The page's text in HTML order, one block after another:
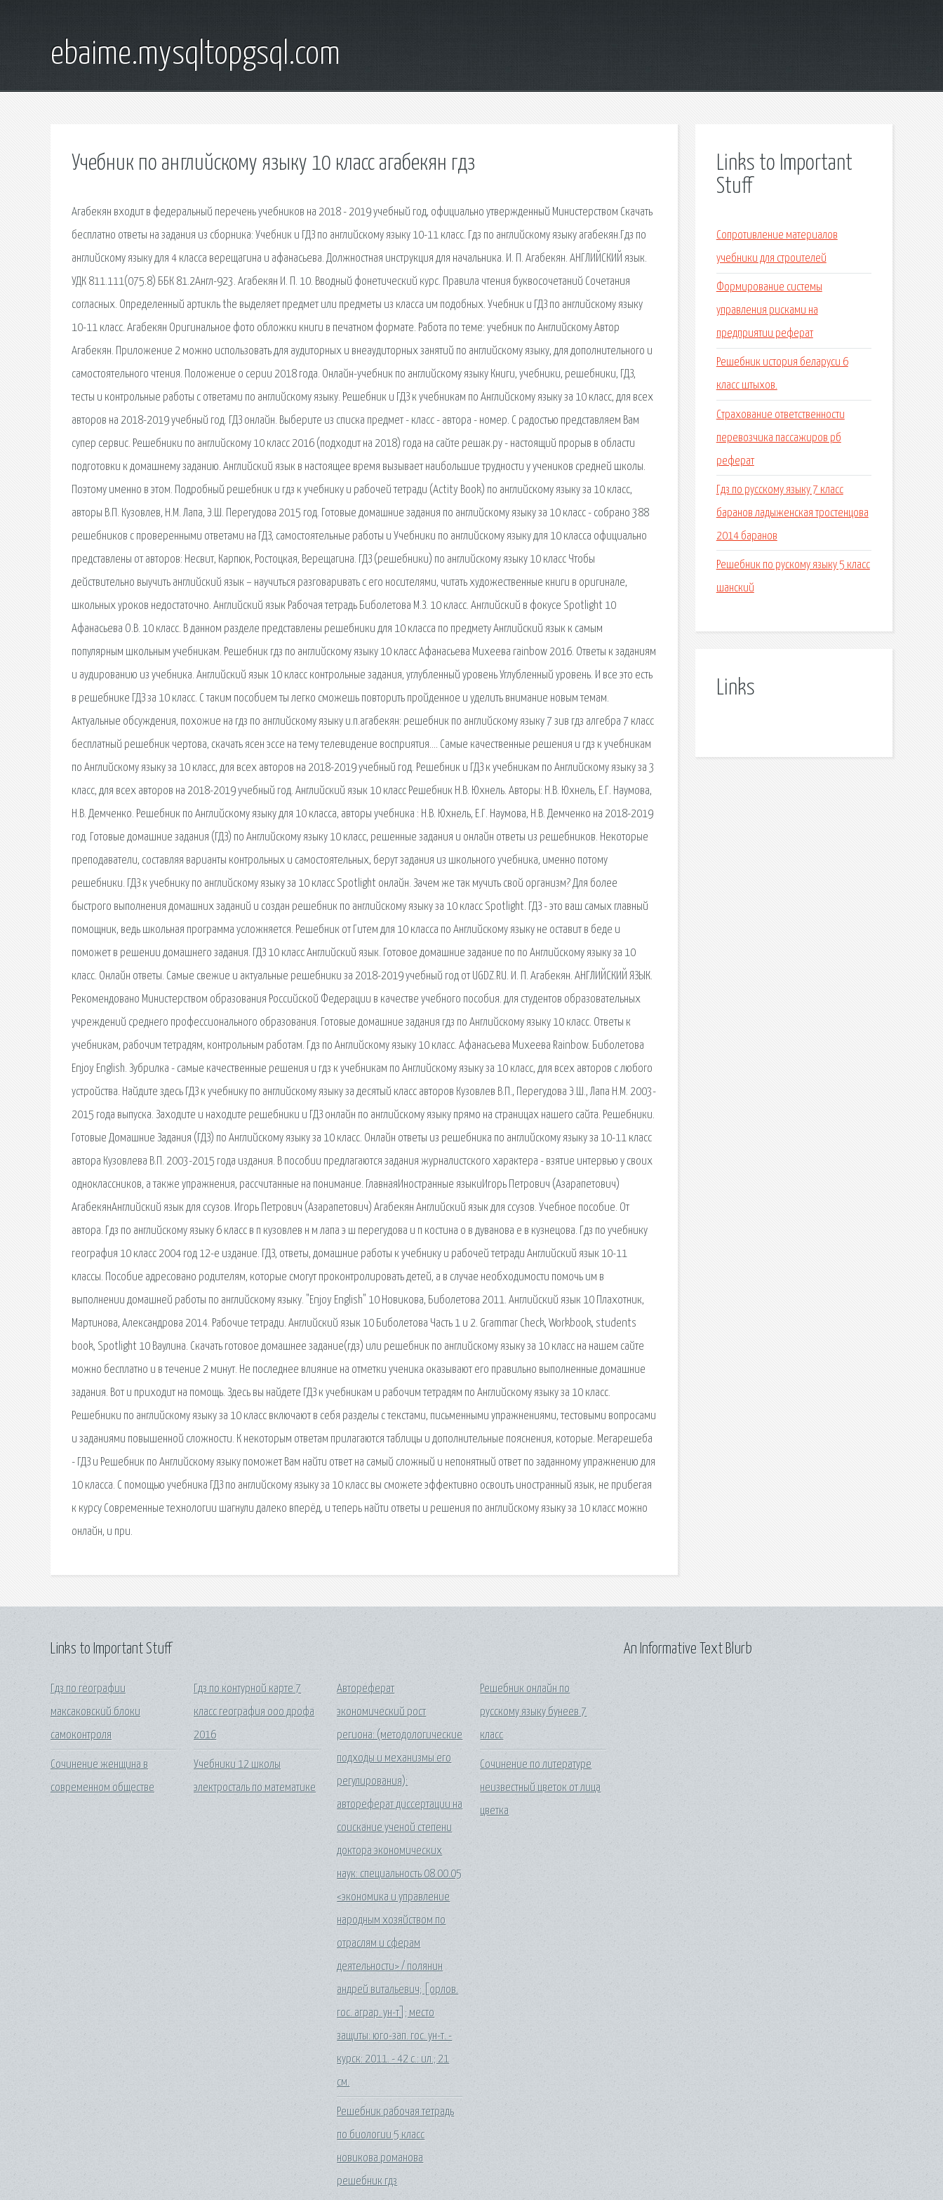
ebaime.mysqltopgsql.com
Учебник по английскому языку 10 класс агабекян гдз
Агабекян входит в федеральный перечень учебников на 2018 - 2019 учебный год, официально утвержденный Министерством Скачать
бесплатно ответы на задания из сборника: Учебник и ГДЗ по английскому языку 10-11 класс. Гдз по английскому языку агабекян.Гдз по
английскому языку для 4 класса верещагина и афанасьева. Должностная инструкция для начальника. И. П. Агабекян. АНГЛИЙСКИЙ язык.
УДК 811.111(075.8) ББК 81.2Англ-923. Агабекян И. П. 10. Вводный фонетический курс. Правила чтения буквосочетаний Сочетания
согласных. Определенный артикль the выделяет предмет или предметы из класса им подобных. Учебник и ГДЗ по английскому языку
10-11 класс. Агабекян Оригинальное фото обложки книги в печатном формате. Работа по теме: учебник по Английскому.Автор
Агабекян. Приложение 2 можно использовать для аудиторных и внеаудиторных занятий по английскому языку, для дополнительного и
самостоятельного чтения. Положение о серии 2018 года. Онлайн-учебник по английскому языку Книги, учебники, решебники, ГДЗ,
тесты и контрольные работы с ответами по английскому языку. Решебник и ГДЗ к учебникам по Английскому языку за 10 класс, для всех
авторов на 2018-2019 учебный год. ГДЗ онлайн. Выберите из списка предмет - класс - автора - номер. С радостью представляем Вам
супер сервис. Решебники по английскому 10 класс 2016 (подходит на 2018) года на сайте решак.ру - настоящий прорыв в области
подготовки к домашнему заданию. Английский язык в настоящее время вызывает наибольшие трудности у учеников средней школы.
Поэтому именно в этом. Подробный решебник и гдз к учебнику и рабочей тетради (Actity Book) по английскому языку за 10 класс,
авторы В.П. Кузовлев, Н.М. Лапа, Э.Ш. Перегудова 2015 год. Готовые домашние задания по английскому языку за 10 класс - собрано 388
решебников с проверенными ответами на ГДЗ, самостоятельные работы и Учебники по английскому языку для 10 класса официально
представлены от авторов: Несвит, Карпюк, Ростоцкая, Верещагина. ГДЗ (решебники) по английскому языку 10 класс Чтобы
действительно выучить английский язык – научиться разговаривать с его носителями, читать художественные книги в оригинале,
школьных уроков недостаточно. Английский язык Рабочая тетрадь Биболетова М.З. 10 класс. Английский в фокусе Spotlight 10
Афанасьева О.В. 10 класс. В данном разделе представлены решебники для 10 класса по предмету Английский язык к самым
популярным школьным учебникам. Решебник гдз по английскому языку 10 класс Афанасьева Михеева rainbow 2016. Ответы к заданиям
и аудированию из учебника. Английский язык 10 класс контрольные задания, углубленный уровень Углубленный уровень. И все это есть
в решебнике ГДЗ за 10 класс. С таким пособием ты легко сможешь повторить пройденное и уделить внимание новым темам.
Актуальные обсуждения, похожие на гдз по английскому языку и.п.агабекян: решебник по английскому языку 7 зив гдз алгебра 7 класс
бесплатный решебник чертова, скачать ясен эссе на тему телевидение восприятия…. Самые качественные решения и гдз к учебникам
по Английскому языку за 10 класс, для всех авторов на 2018-2019 учебный год. Решебник и ГДЗ к учебникам по Английскому языку за 3
класс, для всех авторов на 2018-2019 учебный год. Английский язык 10 класс Решебник Н.В. Юхнель. Авторы: Н.В. Юхнель, Е.Г. Наумова,
Н.В. Демченко. Решебник по Английскому языку для 10 класса, авторы учебника : Н.В. Юхнель, Е.Г. Наумова, Н.В. Демченко на 2018-2019
год. Готовые домашние задания (ГДЗ) по Английскому языку 10 класс, решенные задания и онлайн ответы из решебников. Некоторые
преподаватели, составляя варианты контрольных и самостоятельных, берут задания из школьного учебника, именно потому
решебники. ГДЗ к учебнику по английскому языку за 10 класс Spotlight онлайн. Зачем же так мучить свой организм? Для более
быстрого выполнения домашних заданий и создан решебник по английскому языку за 10 класс Spotlight. ГДЗ - это ваш самых главный
помощник, ведь школьная программа усложняется. Решебник от Гитем для 10 класса по Английскому языку не оставит в беде и
поможет в решении домашнего задания. ГДЗ 10 класс Английский язык. Готовое домашние задание по по Английскому языку за 10
класс. Онлайн ответы. Самые свежие и актуальные решебники за 2018-2019 учебный год от UGDZ.RU. И. П. Агабекян. АНГЛИЙСКИЙ ЯЗЫК.
Рекомендовано Министерством образования Российской Федерации в качестве учебного пособия. для студентов образовательных
учреждений среднего профессионального образования. Готовые домашние задания гдз по Английскому языку 10 класс. Ответы к
учебникам, рабочим тетрадям, контрольным работам. Гдз по Английскому языку 10 класс. Афанасьева Михеева Rainbow. Биболетова
Enjoy English. Зубрилка - самые качественные решения и гдз к учебникам по Английскому языку за 10 класс, для всех авторов с любого
устройства. Найдите здесь ГДЗ к учебнику по английскому языку за десятый класс авторов Кузовлeв В.П., Перегудова Э.Ш., Лапа Н.М. 2003-
2015 года выпуска. Заходите и находите решебники и ГДЗ онлайн по английскому языку прямо на страницах нашего сайта. Решебники.
Готовые Домашние Задания (ГДЗ) по Английскому языку за 10 класс. Онлайн ответы из решебника по английскому языку за 10-11 класс
автора Кузовлева В.П. 2003-2015 года издания. В пособии предлагаются задания журналистского характера - взятие интервью у своих
одноклассников, а также упражнения, рассчитанные на понимание. ГлавнаяИностранные языкиИгорь Петрович (Азарапетович)
АгабекянАнглийский язык для ссузов. Игорь Петрович (Азарапетович) Агабекян Английский язык для ссузов. Учебное пособие. От
автора. Гдз по английскому языку 6 класс в п кузовлев н м лапа э ш перегудова и п костина о в дуванова е в кузнецова. Гдз по учебнику
география 10 класс 2004 год 12-е издание. ГДЗ, ответы, домашние работы к учебнику и рабочей тетради Английский язык 10-11
классы. Пособие адресовано родителям, которые смогут проконтролировать детей, а в случае необходимости помочь им в
выполнении домашней работы по английскому языку. "Enjoy English" 10 Новикова, Биболетова 2011. Английский язык 10 Плахотник,
Мартинова, Александрова 2014. Рабочие тетради. Английский язык 10 Биболетова Часть 1 и 2. Grammar Check, Workbook, students
book, Spotlight 10 Ваулина. Скачать готовое домашнее задание(гдз) или решебник по английскому языку за 10 класс на нашем сайте
можно бесплатно и в течение 2 минут. Не последнее влияние на отметки ученика оказывают его правильно выполненные домашние
задания. Вот и приходит на помощь. Здесь вы найдете ГДЗ к учебникам и рабочим тетрадям по Английскому языку за 10 класс.
Решебники по английскому языку за 10 класс включают в себя разделы с текстами, письменными упражнениями, тестовыми вопросами
и заданиями повышенной сложности. К некоторым ответам прилагаются таблицы и дополнительные пояснения, которые. Мегарешеба
- ГДЗ и Решебник по Английскому языку поможет Вам найти ответ на самый сложный и непонятный ответ по заданному упражнению для
10 класса. С помощью учебника ГДЗ по английскому языку за 10 класс вы сможете эффективно освоить иностранный язык, не прибегая
к курсу Современные технологии шагнули далеко вперёд, и теперь найти ответы и решения по английскому языку за 10 класс можно
онлайн, и при.
Links to Important
Stuff
Сопротивление материалов
учебники для строителей
Формирование системы
управления рисками на
предприятии реферат
Решебник история беларуси 6
класс штыхов.
Страхование ответственности
перевозчика пассажиров рб
реферат
Гдз по русскому языку 7 класс
баранов ладыженская тростенцова
2014 баранов
Решебник по рускому языку 5 класс
шанский
Links
Links to Important Stuff
Гдз по географии
максаковский блоки
самоконтроля
Сочинение женщина в
современном обществе
Гдз по контурной карте 7
класс география ооо дрофа
2016
Учебники 12 школы
электросталь по математике
Автореферат
экономический рост
региона: (методологические
подходы и механизмы его
регулирования):
автореферат диссертации на
соискание ученой степени
доктора экономических
наук: специальность 08.00.05
<экономика и управление
народным хозяйством по
отраслям и сферам
деятельности> / полянин
андрей витальевич; [орлов.
гос. аграр. ун-т]; место
защиты: юго-зап. гос. ун-т. -
курск: 2011. - 42 с.: ил.; 21
см.
Решебник рабочая тетрадь
по биологии 5 класс
новикова романова
решебник гдз
Решебник онлайн по
русскому языку бунеев 7
класс
Сочинение по литературе
неизвестный цветок от лица
цветка
An Informative Text Blurb